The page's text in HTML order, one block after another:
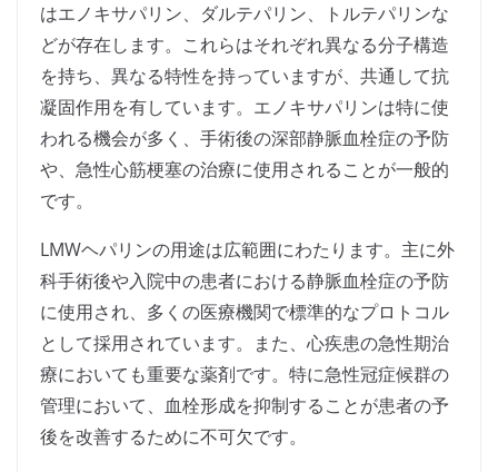
はエノキサパリン、ダルテパリン、トルテパリンな
どが存在します。これらはそれぞれ異なる分子構造
を持ち、異なる特性を持っていますが、共通して抗
凝固作用を有しています。エノキサパリンは特に使
われる機会が多く、手術後の深部静脈血栓症の予防
や、急性心筋梗塞の治療に使用されることが一般的
です。
LMWヘパリンの用途は広範囲にわたります。主に外
科手術後や入院中の患者における静脈血栓症の予防
に使用され、多くの医療機関で標準的なプロトコル
として採用されています。また、心疾患の急性期治
療においても重要な薬剤です。特に急性冠症候群の
管理において、血栓形成を抑制することが患者の予
後を改善するために不可欠です。